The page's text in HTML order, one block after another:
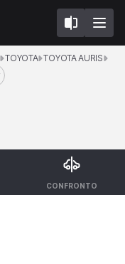
CONFRONTO
TOYOTA TOYOTA AURIS